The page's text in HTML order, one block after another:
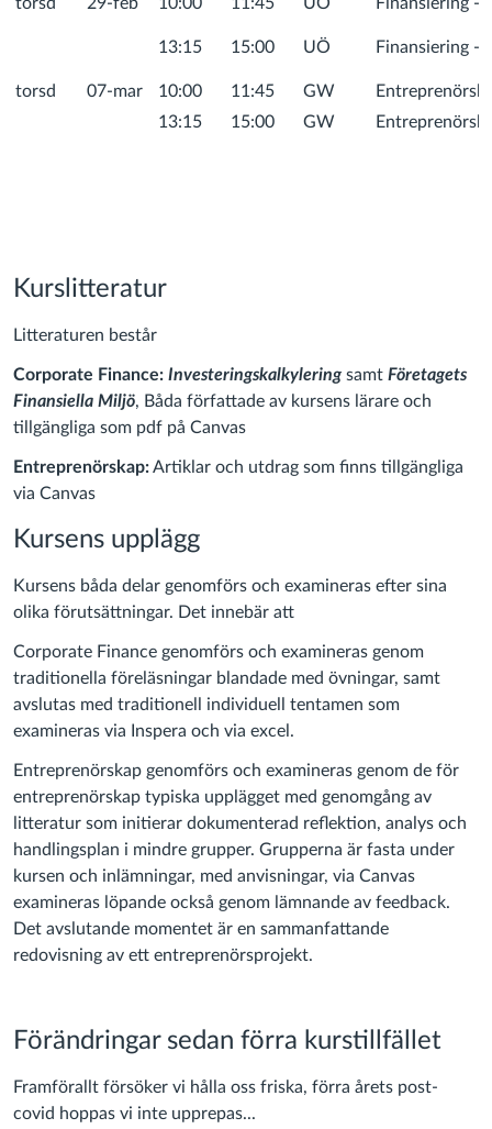
13:15 15:00 UÖ Finansiering -
torsd 07-mar 10:00 11:45 GW
13:15
15:00 GW
Kurslitteratur
Litteraturen består
Corporate Finance: Investeringskalkylering samt Företagets
Finansiella Miljö, Båda författade av kursens lärare och
tillgängliga som pdf på Canvas
Entreprenörskap:Artiklar och utdrag som finns tillgängliga
via Canvas
Kursens upplägg
Kursens båda delar genomförs och examineras efter sina
olika förutsättningar. Det innebär att
Corporate Finance genomförs och examineras genom
traditionella föreläsningar blandade med övningar, samt
avslutas med traditionell individuell tentamen som
examineras via Inspera och via excel.
Entreprenörskap genomförs och examineras genom de för
entreprenörskap typiska upplägget med genomgång av
litteratur som initierar dokumenterad reflektion, analys och
handlingsplan i mindre grupper. Grupperna är fasta under
kursen och inlämningar, med anvisningar, via Canvas
examineras löpande också genom lämnande av feedback.
Det avslutande momentet är en sammanfattande
redovisning av ett entreprenörsprojekt.
Förändringar sedan förra kurstillfället
Framförallt försöker vi hålla oss friska, förra årets post-
covid hoppas vi inte upprepas...